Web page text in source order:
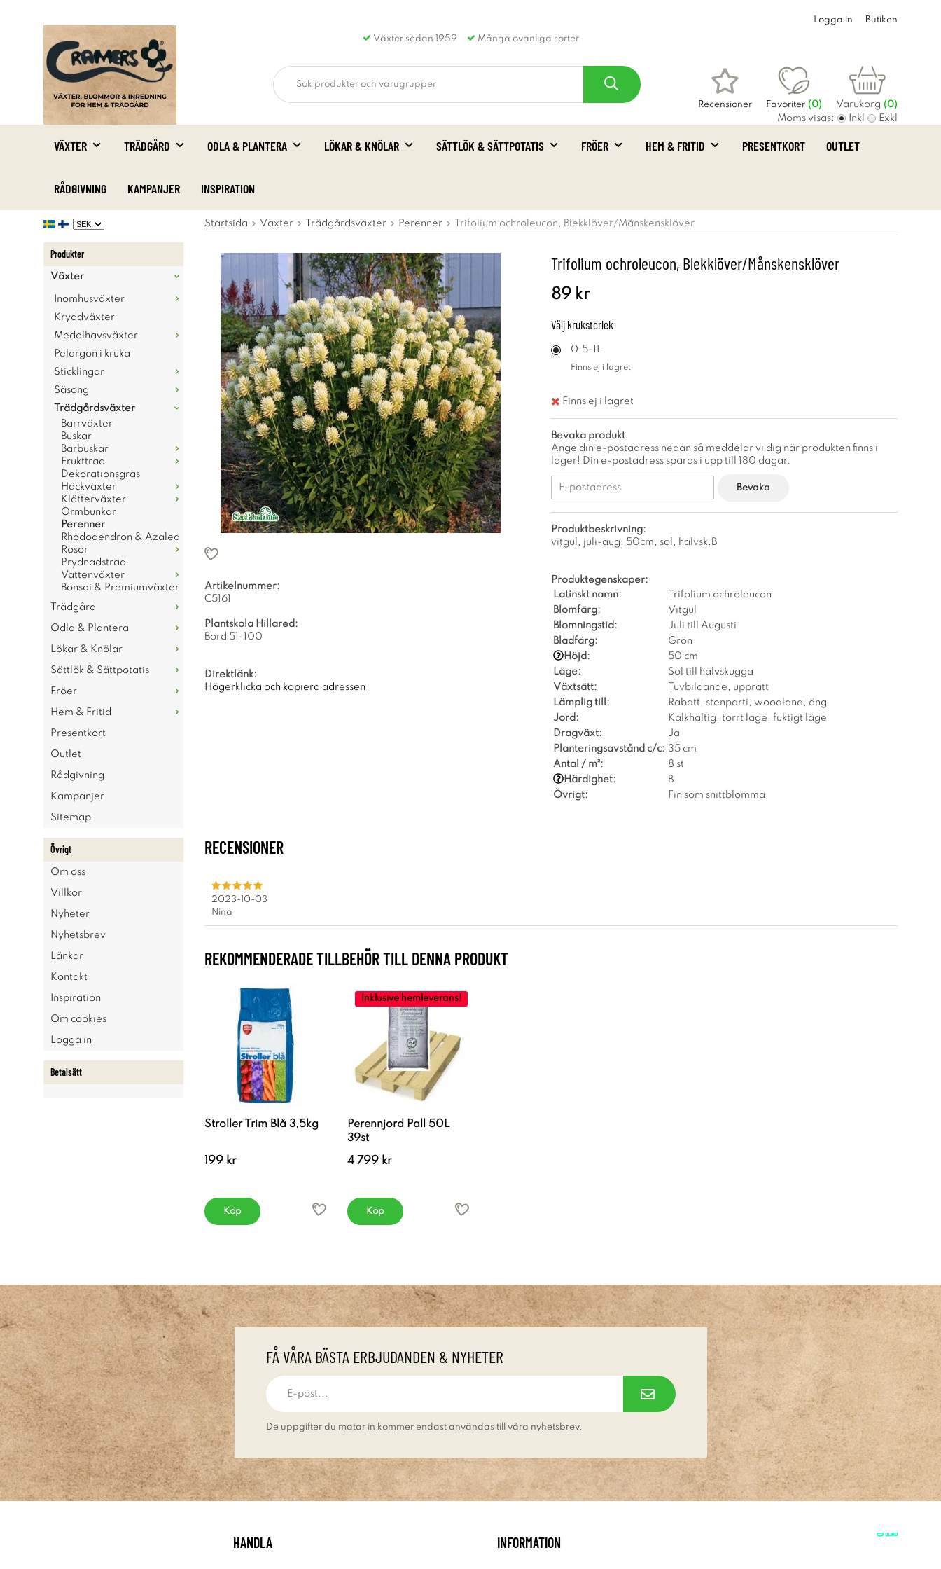
Växter sedan 1959 Många ovanliga sorter
Logga in Butiken
Recensioner Favoriter (0) Varukorg (0)
Moms visas: Inkl Exkl
VÄXTER TRÄDGÅRD ODLA & PLANTERA LÖKAR & KNÖLAR SÄTTLÖK & SÄTTPOTATIS FRÖER HEM & FRITID PRESENTKORT OUTLET
RÅDGIVNING KAMPANJER INSPIRATION
Produkter
Växter
Inomhusväxter
Kryddväxter
Medelhavsväxter
Pelargon i kruka
Sticklingar
Säsong
Trädgårdsväxter
Barrväxter
Buskar
Bärbuskar
Fruktträd
Dekorationsgräs
Häckväxter
Klätterväxter
Ormbunkar
Perenner
Rhododendron & Azalea
Rosor
Prydnadsträd
Vattenväxter
Bonsai & Premiumväxter
Trädgård
Odla & Plantera
Lökar & Knölar
Sättlök & Sättpotatis
Fröer
Hem & Fritid
Presentkort
Outlet
Rådgivning
Kampanjer
Sitemap
Övrigt
Om oss
Villkor
Nyheter
Nyhetsbrev
Länkar
Kontakt
Inspiration
Om cookies
Logga in
Betalsätt
Startsida Växter Trädgårdsväxter Perenner Trifolium ochroleucon, Blekklöver/Månskensklöver
Trifolium ochroleucon, Blekklöver/Månskensklöver
89 kr
Välj krukstorlek
0,5-1L
Finns ej i lagret
Finns ej i lagret
Bevaka produkt
Ange din e-postadress nedan så meddelar vi dig när produkten finns i
lager! Din e-postadress sparas i upp till 180 dagar.
Bevaka
Produktbeskrivning:
vitgul, juli-aug, 50cm, sol, halvsk.B
Produktegenskaper:
Latinskt namn:
Trifolium ochroleucon
Blomfärg:
Vitgul
Blomningstid:
Juli till Augusti
Bladfärg:
Grön
Höjd:
50 cm
Läge:
Sol till halvskugga
Växtsätt:
Tuvbildande, upprätt
Lämplig till:
Rabatt, stenparti, woodland, äng
Jord:
Kalkhaltig, torrt läge, fuktigt läge
Dragväxt:
Ja
Planteringsavstånd c/c: 35 cm
Antal / m²:
8 st
Härdighet:
B
Övrigt:
Fin som snittblomma
Artikelnummer:
C5161
Plantskola Hillared:
Bord 51-100
Direktlänk:
Högerklicka och kopiera adressen
RECENSIONER
2023-10-03
Nina
REKOMMENDERADE TILLBEHÖR TILL DENNA PRODUKT
Stroller Trim Blå 3,5kg
199 kr
Köp
Inklusive hemleverans!
Perennjord Pall 50L
39st
4 799 kr
Köp
FÅ VÅRA BÄSTA ERBJUDANDEN & NYHETER
De uppgifter du matar in kommer endast användas till våra nyhetsbrev.
HANDLA INFORMATION